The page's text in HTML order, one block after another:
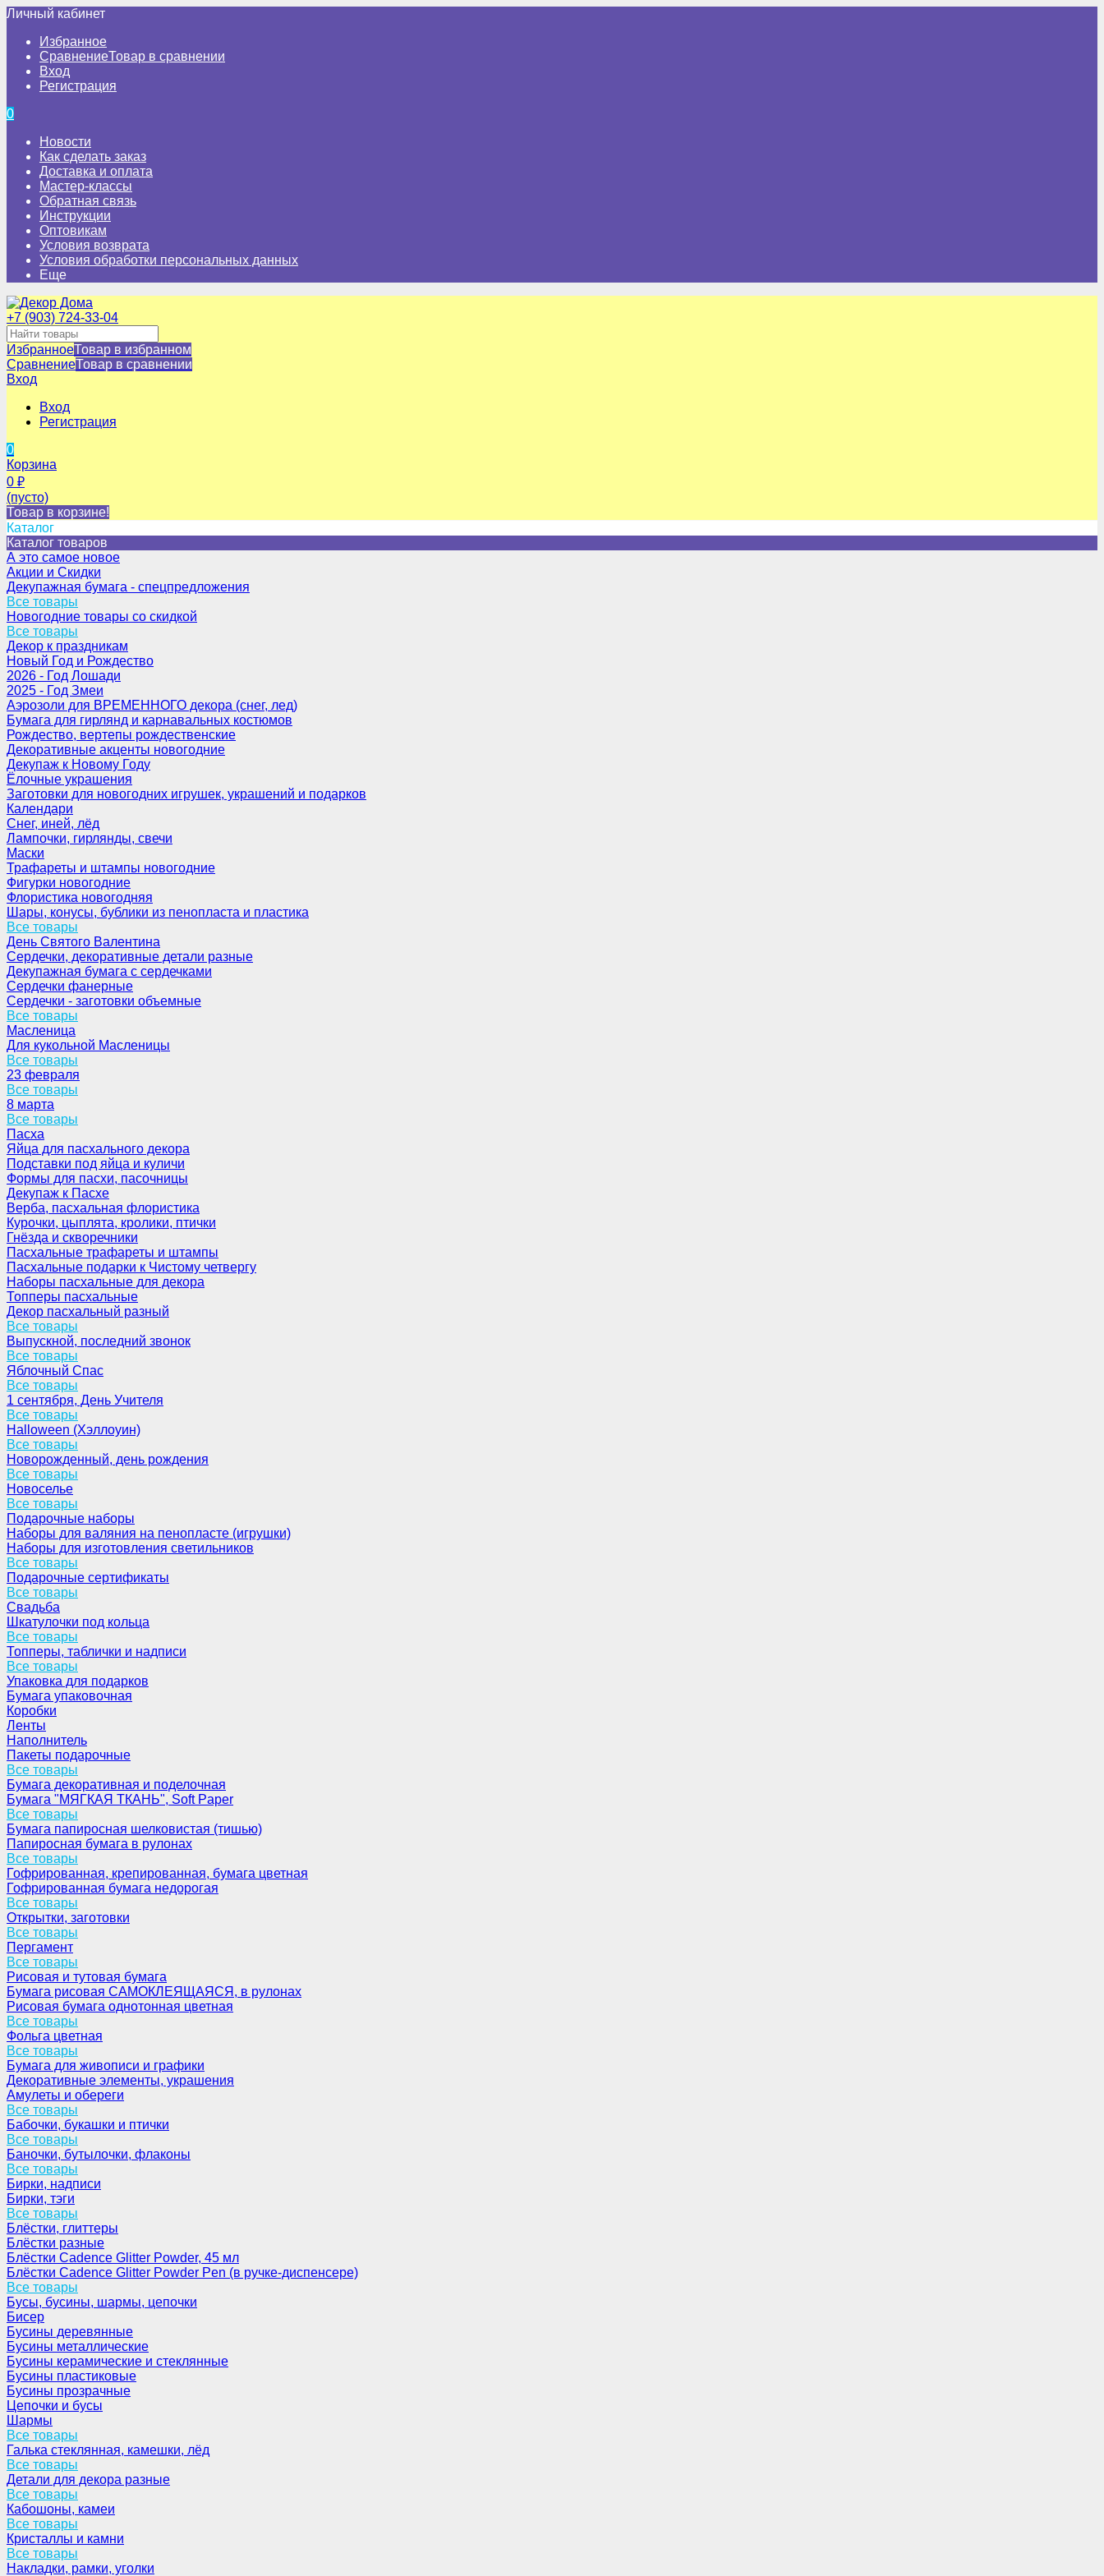
Личный кабинет
Избранное
СравнениеТовар в сравнении
Вход
Регистрация
0
Новости
Как сделать заказ
Доставка и оплата
Мастер-классы
Обратная связь
Инструкции
Оптовикам
Условия возврата
Условия обработки персональных данных
Еще
+7 (903) 724-33-04
ИзбранноеТовар в избранном
СравнениеТовар в сравнении
Вход
Вход
Регистрация
0
Корзина
0 ₽
(пусто)
Товар в корзине!
Каталог
Каталог товаров
А это самое новое
Акции и Скидки
Декупажная бумага - спецпредложения
Все товары
Новогодние товары со скидкой
Все товары
Декор к праздникам
Новый Год и Рождество
2026 - Год Лошади
2025 - Год Змеи
Аэрозоли для ВРЕМЕННОГО декора (снег, лед)
Бумага для гирлянд и карнавальных костюмов
Рождество, вертепы рождественские
Декоративные акценты новогодние
Декупаж к Новому Году
Ёлочные украшения
Заготовки для новогодних игрушек, украшений и подарков
Календари
Снег, иней, лёд
Лампочки, гирлянды, свечи
Маски
Трафареты и штампы новогодние
Фигурки новогодние
Флористика новогодняя
Шары, конусы, бублики из пенопласта и пластика
Все товары
День Святого Валентина
Сердечки, декоративные детали разные
Декупажная бумага с сердечками
Сердечки фанерные
Сердечки - заготовки объемные
Все товары
Масленица
Для кукольной Масленицы
Все товары
23 февраля
Все товары
8 марта
Все товары
Пасха
Яйца для пасхального декора
Подставки под яйца и куличи
Формы для пасхи, пасочницы
Декупаж к Пасхе
Верба, пасхальная флористика
Курочки, цыплята, кролики, птички
Гнёзда и скворечники
Пасхальные трафареты и штампы
Пасхальные подарки к Чистому четвергу
Наборы пасхальные для декора
Топперы пасхальные
Декор пасхальный разный
Все товары
Выпускной, последний звонок
Все товары
Яблочный Спас
Все товары
1 сентября, День Учителя
Все товары
Halloween (Хэллоуин)
Все товары
Новорожденный, день рождения
Все товары
Новоселье
Все товары
Подарочные наборы
Наборы для валяния на пенопласте (игрушки)
Наборы для изготовления светильников
Все товары
Подарочные сертификаты
Все товары
Свадьба
Шкатулочки под кольца
Все товары
Топперы, таблички и надписи
Все товары
Упаковка для подарков
Бумага упаковочная
Коробки
Ленты
Наполнитель
Пакеты подарочные
Все товары
Бумага декоративная и поделочная
Бумага "МЯГКАЯ ТКАНЬ", Soft Paper
Все товары
Бумага папиросная шелковистая (тишью)
Папиросная бумага в рулонах
Все товары
Гофрированная, крепированная, бумага цветная
Гофрированная бумага недорогая
Все товары
Открытки, заготовки
Все товары
Пергамент
Все товары
Рисовая и тутовая бумага
Бумага рисовая САМОКЛЕЯЩАЯСЯ, в рулонах
Рисовая бумага однотонная цветная
Все товары
Фольга цветная
Все товары
Бумага для живописи и графики
Декоративные элементы, украшения
Амулеты и обереги
Все товары
Бабочки, букашки и птички
Все товары
Баночки, бутылочки, флаконы
Все товары
Бирки, надписи
Бирки, тэги
Все товары
Блёстки, глиттеры
Блёстки разные
Блёстки Cadence Glitter Powder, 45 мл
Блёстки Cadence Glitter Powder Pen (в ручке-диспенсере)
Все товары
Бусы, бусины, шармы, цепочки
Бисер
Бусины деревянные
Бусины металлические
Бусины керамические и стеклянные
Бусины пластиковые
Бусины прозрачные
Цепочки и бусы
Шармы
Все товары
Галька стеклянная, камешки, лёд
Все товары
Детали для декора разные
Все товары
Кабошоны, камеи
Все товары
Кристаллы и камни
Все товары
Накладки, рамки, уголки